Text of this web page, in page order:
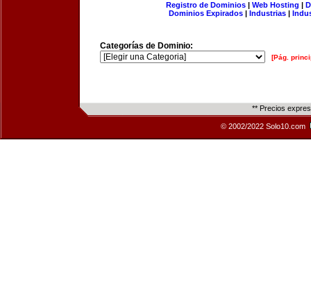
Registro de Dominios| Web Hosting |
Dominios Expirados | Industrias |
Categorías de Dominio:
[Pág.
** Precios
© 2002/2022 Solo10.com